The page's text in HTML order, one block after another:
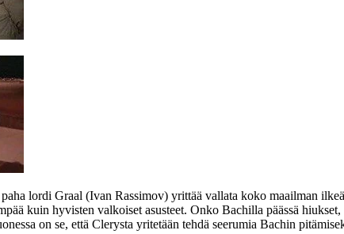
lordi Graal (Ivan Rassimov) yrittää vallata koko maailman
kuin hyvisten valkoiset asusteet. Onko Bachilla päässä
on se, että Clerysta yritetään tehdä seerumia Bachin